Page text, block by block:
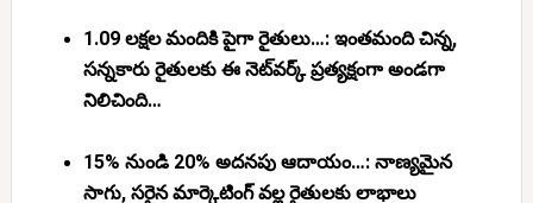
1.09 లక్షల మందికి పైగా రైతులు…:ఇంతమంది చిన్న,
సన్నకారు రైతులకు ఈ నెట్‌వర్క్ ప్రత్యక్షంగా అండగా
నిలిచింది…
15% నుండి 20% అదనపు ఆదాయం…:నాణ్యమైన
సాగు, సరైన మార్కెటింగ్ వల్ల రైతులకు లాభాలు